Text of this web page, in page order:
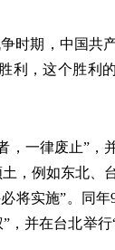
时期，中国共
利，这个胜利
一律废止”，
，例如东北、
将实施”。同年
，并在台北举